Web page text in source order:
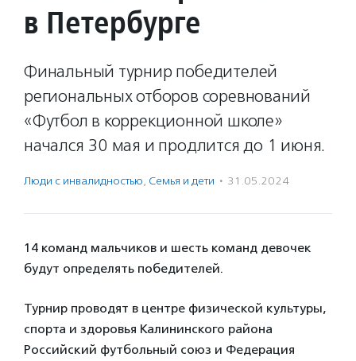
в Петербурге
Финальный турнир победителей
региональных отборов соревнований
«Футбол в коррекционной школе»
начался 30 мая и продлится до 1 июня.
Люди с инвалидностью, Семья и дети · 31.05.2024
14 команд мальчиков и шесть команд девочек
будут определять победителей.
Турнир проводят в центре физической культуры,
спорта и здоровья Калининского района
Российский футбольный союз и Федерация